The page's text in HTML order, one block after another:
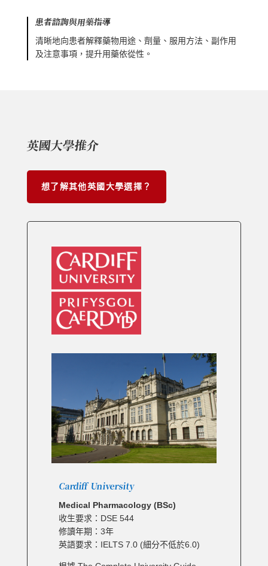
患者諮詢與用藥指導
清晰地向患者解釋藥物用途、劑量、服用方法、副作用
及注意事項，提升用藥依從性。
英國大學推介
想了解其他英國大學選擇？
Cardiff University
Medical Pharmacology (BSc)
收生要求：DSE 544
修讀年期：3年
英語要求：IELTS 7.0 (細分不低於6.0)